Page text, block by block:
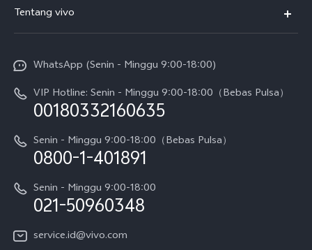
T5 Pro
V70
V70 FE
Y05
X300 Pro
Gerai Terdekat
Service Center
Funtouch OS
Pembaruan Sistem
Harga Spare Part
Otentikasi IMEI
Kebijakan Garansi vivo
Layanan Perbaikan Antar Jemput
Tentang vivo
Sejarah
Berita
Pemberitahuan Hukum
Tentang Kami
Pusat Privasi vivo
WhatsApp (Senin - Minggu 9:00-18:00)
VIP Hotline: Senin - Minggu 9:00-18:00（Bebas Pulsa）
00180332160635
Senin - Minggu 9:00-18:00（Bebas Pulsa）
0800-1-401891
Senin - Minggu 9:00-18:00
021-50960348
service.id@vivo.com